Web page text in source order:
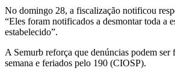
No domingo 28, a fiscalização notificou
“Eles foram notificados a desmontar toda a
estabelecido”.
A Semurb reforça que denúncias podem
semana e feriados pelo 190 (CIOSP).